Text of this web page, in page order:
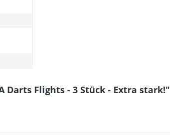
Darts Flights - 3 Stück - Extra stark!"